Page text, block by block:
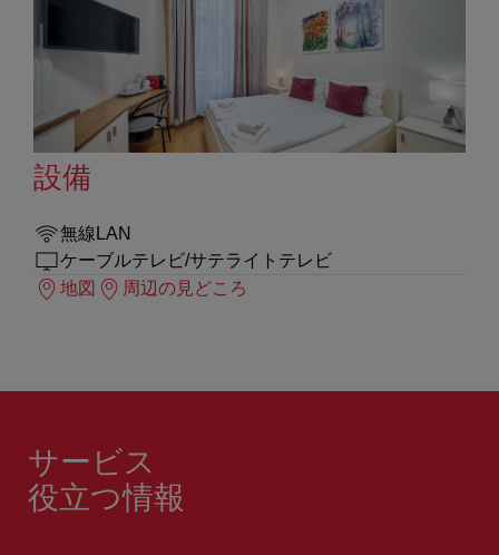
設備
無線LAN
ケーブルテレビ/サテライトテレビ
地図
周辺の見どころ
サービス
役立つ情報